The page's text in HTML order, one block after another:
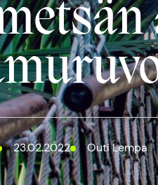
23.02.2022 Outi Lempa